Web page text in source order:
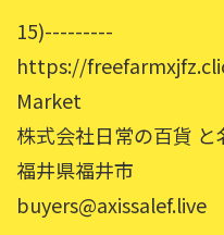
15)---------
https://
Market
株式会社日常の百貨 と
福井県福井市
buyers@axissalef.live